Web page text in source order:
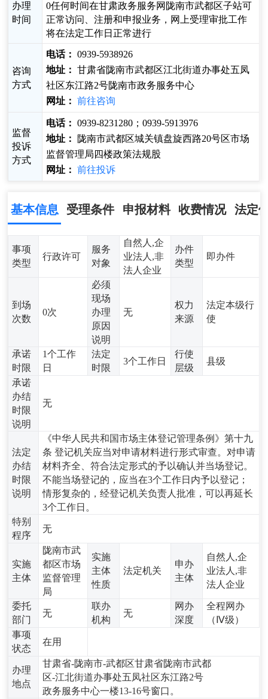
办理
时间
0任何时间在甘肃政务服务网陇南市武都区子站可
正常访问、注册和申报业务，网上受理审批工作
将在法定工作日正常进行
咨询
方式
电话： 0939-5938926
地址： 甘肃省陇南市武都区江北街道办事处五凤
社区东江路2号陇南市政务服务中心
网址： 前往咨询
监督
投诉
方式
电话： 0939-8231280；0939-5913976
地址：
陇南市武都区城关镇盘旋西路20号区市场
监督管理局四楼政策法规股
网址： 前往投诉
基本信息 受理条件 申报材料 收费情况 法定
事项
类型
行政许可
服务
对象
自然人,企
业法人,非
法人企业
办件
类型
即办件
到场
次数
0次
必须
现场
办理
原因
说明
无
权力
来源
法定本级行
使
承诺
时限
1个工作
日
法定
时限
3个工作日
行使
层级
县级
承诺
办结
时限
说明
无
法定
办结
时限
说明
《中华人民共和国市场主体登记管理条例》第十九
条 登记机关应当对申请材料进行形式审查。对申请
材料齐全、符合法定形式的予以确认并当场登记。
不能当场登记的，应当在3个工作日内予以登记；
情形复杂的，经登记机关负责人批准，可以再延长
3个工作日。
特别
程序
无
实施
主体
陇南市武
都区市场
监督管理
局
实施
主体
性质
法定机关
申办
主体
自然人,企
业法人,非
法人企业
委托
部门
无
联办
机构
无
网办
深度
全程网办
（Ⅳ级）
事项
状态
在用
办理
地点
甘肃省-陇南市-武都区甘肃省陇南市武都
区-江北街道办事处五凤社区东江路2号
政务服务中心一楼13-16号窗口。